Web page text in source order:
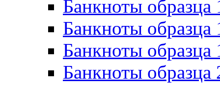
Банкноты образца
Банкноты образца
Банкноты
Банкноты образца